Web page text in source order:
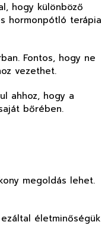
hogy különböző
hormonpótló terápia
Fontos, hogy ne
vezethet.
ahhoz, hogy a
bőrében.
megoldás lehet.
életminőségük